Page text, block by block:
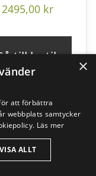
2495,00 kr
till butik
×
att förbättra
webbplats samtycker
Läs mer
ALLT